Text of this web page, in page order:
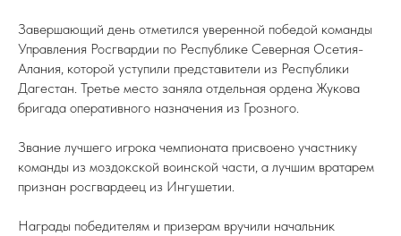
Завершающий день отметился уверенной победой команды
Управления Росгвардии по Республике Северная Осетия-
Алания, которой уступили представители из Республики
Дагестан. Третье место заняла отдельная ордена Жукова
бригада оперативного назначения из Грозного.
Звание лучшего игрока чемпионата присвоено участнику
команды из моздокской воинской части, а лучшим вратарем
признан росгвардеец из Ингушетии.
Награды победителям и призерам вручили начальник